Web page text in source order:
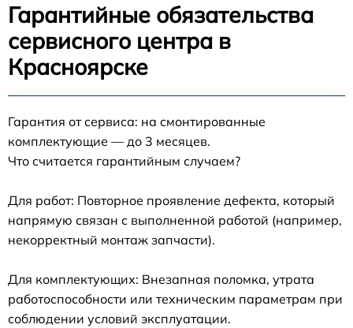
Гарантийные обязательства
сервисного центра в
Красноярске
Гарантия от сервиса: на смонтированные
комплектующие — до 3 месяцев.
Что считается гарантийным случаем?
Для работ: Повторное проявление дефекта, который
напрямую связан с выполненной работой (например,
некорректный монтаж запчасти).
Для комплектующих: Внезапная поломка, утрата
работоспособности или техническим параметрам при
соблюдении условий эксплуатации.